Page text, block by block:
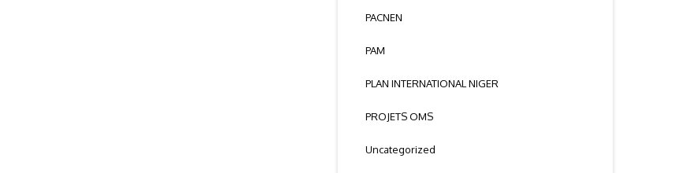
PACNEN
PAM
PLAN INTERNATIONAL NIGER
PROJETS OMS
Uncategorized